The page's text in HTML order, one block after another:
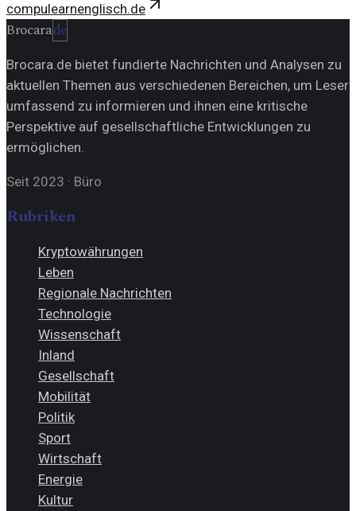
compulearnenglisch.de
Brocarade
Brocara.de bietet fundierte Nachrichten und Analysen zu
aktuellen Themen aus verschiedenen Bereichen, um Leser
umfassend zu informieren und ihnen eine kritische
Perspektive auf gesellschaftliche Entwicklungen zu
ermöglichen.
Seit 2023 · Büro
Rubriken
Kryptowährungen
Leben
Regionale Nachrichten
Technologie
Wissenschaft
Inland
Gesellschaft
Mobilität
Politik
Sport
Wirtschaft
Energie
Kultur